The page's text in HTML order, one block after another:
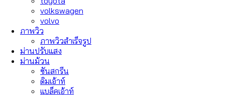
volkswagen
volvo
ภาพวิว
ภาพวิวสำเร็จรูป
ม่านปรับแสง
ม่านม้วน
ซันสกรีน
ดิมเอ้าท์
แบล็คเอ้าท์